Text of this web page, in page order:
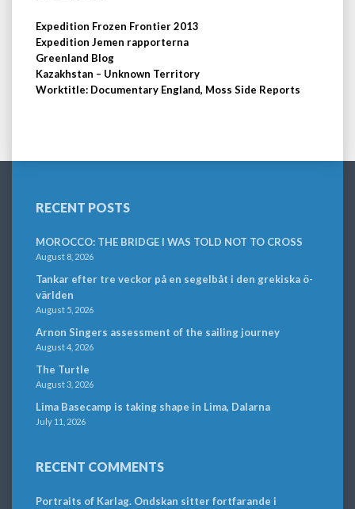
Expedition Frozen Frontier 2013
Expedition Jemen rapporterna
Greenland Blog
Kazakhstan – Unknown Territory
Worktitle: Documentary England, Moss Side Reports
RECENT POSTS
MOROCCO: THE BRIDGE I WAS TOLD NOT TO CROSS
August 8, 2026
Tankar efter tre veckor på en segelbåt i den grekiska ö-
världen
August 5, 2026
Arnon Singers assessment of the sailing journey
August 4, 2026
The Turtle
August 3, 2026
Lima Basecamp is taking shape in Lima, Dalarna
July 11, 2026
RECENT COMMENTS
Portraits of Karlag. Ondskan sitter fortfarande i